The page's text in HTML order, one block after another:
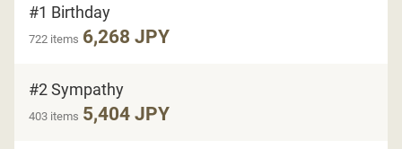
#1 Birthday
722 items 6,268 JPY
#2 Sympathy
403 items 5,404 JPY